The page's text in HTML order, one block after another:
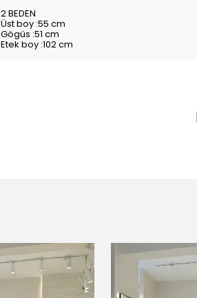
2 BEDEN
Üst boy :55 cm
Gögüs :51 cm
Etek boy :102 cm